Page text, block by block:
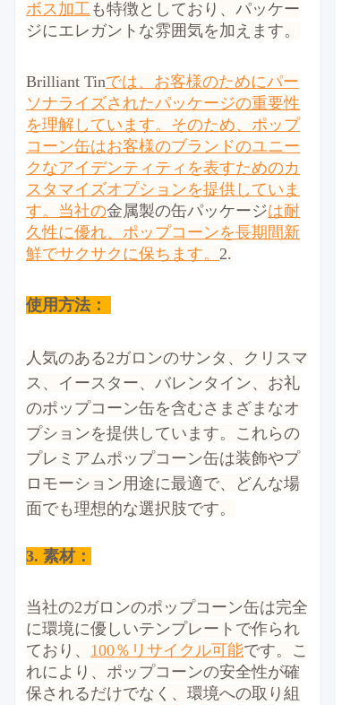
ボス加工 も特徴としており、パッケー
ジにエレガントな雰囲気を加えます。
Brilliant Tinでは、お客様のためにパー
ソナライズされたパッケージの重要性
を理解しています。そのため、ポップ
コーン缶はお客様のブランドのユニー
クなアイデンティティを表すためのカ
スタマイズオプションを提供していま
す。当社の金属製の缶パッケージは耐
久性に優れ、ポップコーンを長期間新
鮮でサクサクに保ちます。 2.
使用方法：
人気のある2ガロンのサンタ、クリスマ
ス、イースター、バレンタイン、お礼
のポップコーン缶を含むさまざまなオ
プションを提供しています。これらの
プレミアムポップコーン缶は装飾やプ
ロモーション用途に最適で、どんな場
面でも理想的な選択肢です。
3. 素材：
当社の2ガロンのポップコーン缶は完全
に環境に優しいテンプレートで作られ
ており、 100％リサイクル可能です。 こ
れにより、ポップコーンの安全性が確
保されるだけでなく、環境への取り組